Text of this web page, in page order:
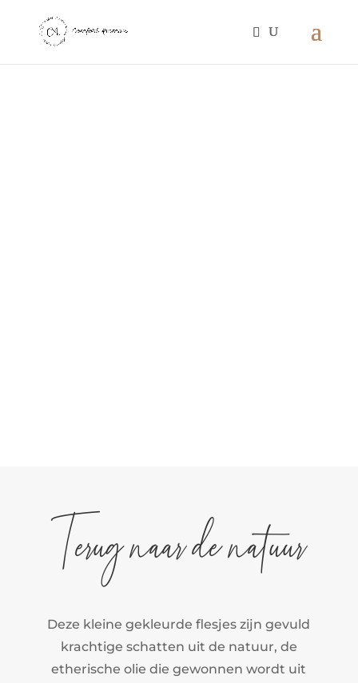
Terug naar de natuur
Deze kleine gekleurde flesjes zijn gevuld
krachtige schatten uit de natuur, de
etherische olie die gewonnen wordt uit